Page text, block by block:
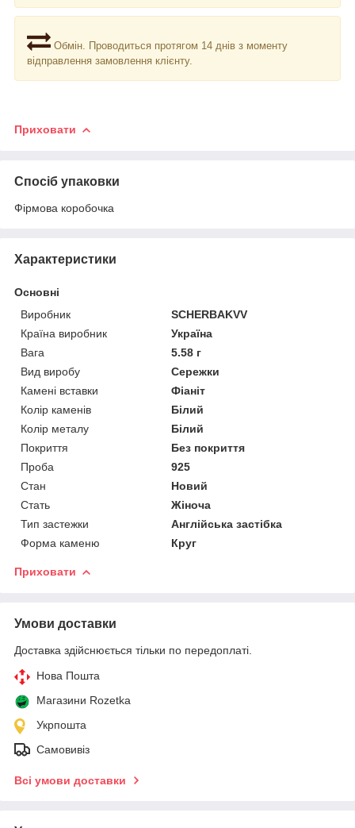
Обмін. Проводиться протягом 14 днів з моменту
відправлення замовлення клієнту.
Приховати
Спосіб упаковки
Фірмова коробочка
Характеристики
Основні
Виробник
SCHERBAKVV
Країна виробник
Україна
Вага
5.58 г
Вид виробу
Сережки
Камені вставки
Фіаніт
Колір каменів
Білий
Колір металу
Білий
Покриття
Без покриття
Проба
925
Стан
Новий
Стать
Жіноча
Тип застежки
Англійська застібка
Форма каменю
Круг
Приховати
Умови доставки
Доставка здійснюється тільки по передоплаті.
Нова Пошта
Магазини Rozetka
Укрпошта
Самовивіз
Всі умови доставки